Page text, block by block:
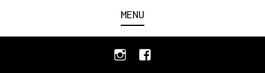
MENU
instagramfacebook